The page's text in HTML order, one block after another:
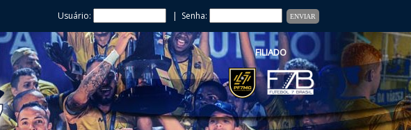
Usuário: | Senha:
FILIADO